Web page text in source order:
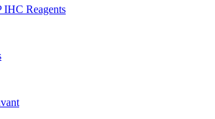
IHC Reagents